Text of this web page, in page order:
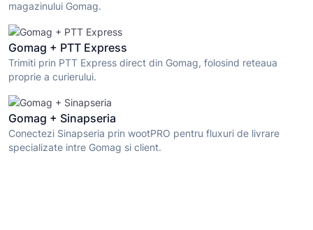
magazinului Gomag.
Gomag + PTT Express
Trimiti prin PTT Express direct din Gomag, folosind reteaua
proprie a curierului.
Gomag + Sinapseria
Conectezi Sinapseria prin wootPRO pentru fluxuri de livrare
specializate intre Gomag si client.